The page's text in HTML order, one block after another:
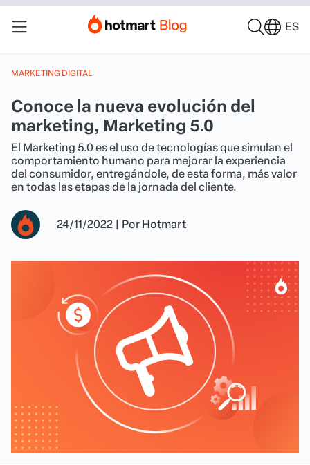
ES
MARKETING DIGITAL
Conoce la nueva evolución del
marketing, Marketing 5.0
El Marketing 5.0 es el uso de tecnologías que simulan el
comportamiento humano para mejorar la experiencia
del consumidor, entregándole, de esta forma, más valor
en todas las etapas de la jornada del cliente.
24/11/2022 | Por Hotmart